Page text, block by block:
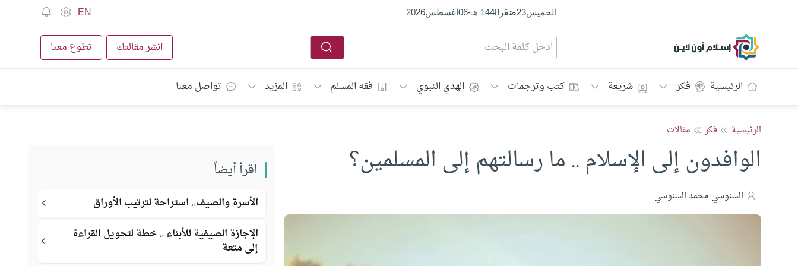
الخميس23صَفَر1448 هـ -
06أغسطس2026
EN
إسلام أون لاين انشر مقالتك تطوع معنا
الرئيسية فكر شريعة كتب وترجمات الهدي النبوي فقه المسلم المزيد تواصل معنا
الرئيسية فكر مقالات
الوافدون إلى الإسلام .. ما رسالتهم إلى المسلمين؟
السنوسي محمد السنوسي
اقرأ أيضاً
الأسرة والصيف.. استراحة لترتيب الأوراق
الإجازة الصيفية للأبناء .. خطة لتحويل القراءة
إلى متعة